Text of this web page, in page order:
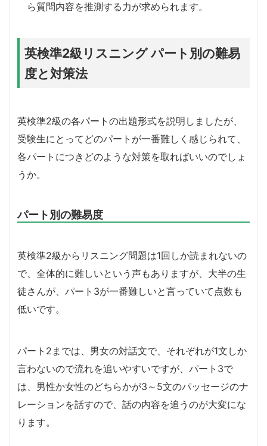
ら質問内容を推測する力が求められます。
英検準2級リスニング パート別の難易
度と対策法
英検準2級の各パートの出題形式を説明しましたが、
受験生にとってどのパートが一番難しく感じられて、
各パートにつきどのような対策を取ればいいのでしょ
うか。
パート別の難易度
英検準2級からリスニング問題は1回しか読まれないの
で、全体的に難しいという声もありますが、大半の生
徒さんが、パート3が一番難しいと言っていて点数も
低いです。
パート2までは、男女の対話文で、それぞれが1文しか
言わないので流れを追いやすいですが、パート3で
は、男性か女性のどちらかが3～5文のパッセージのナ
レーションを話すので、話の内容を追うのが大変にな
ります。